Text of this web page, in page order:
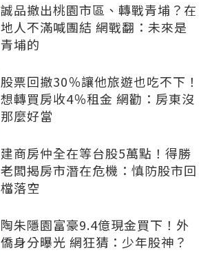
誠品撤出桃園市區、轉戰青埔？在
地人不滿喊團結 網戰翻：未來是
青埔的
股票回撤30％讓他旅遊也吃不下！
想轉買房收4％租金 網勸：房東沒
那麼好當
建商房仲全在等台股5萬點！得勝
老闆揭房市潛在危機：慎防股市回
檔落空
陶朱隱園富豪9.4億現金買下！外
僑身分曝光 網狂猜：少年股神？